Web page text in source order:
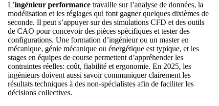
L’ingénieur performance travaille sur l’analyse de données, la
modélisation et les réglages qui font gagner quelques dixièmes de
seconde. Il peut s’appuyer sur des simulations CFD et des outils
de CAO pour concevoir des pièces spécifiques et tester des
configurations. Une formation d’ingénieur ou un master en
mécanique, génie mécanique ou énergétique est typique, et les
stages en équipes de course permettent d’appréhender les
contraintes réelles: coût, fiabilité et ergonomie. En 2025, les
ingénieurs doivent aussi savoir communiquer clairement les
résultats techniques à des non-spécialistes afin de faciliter les
décisions collectives.